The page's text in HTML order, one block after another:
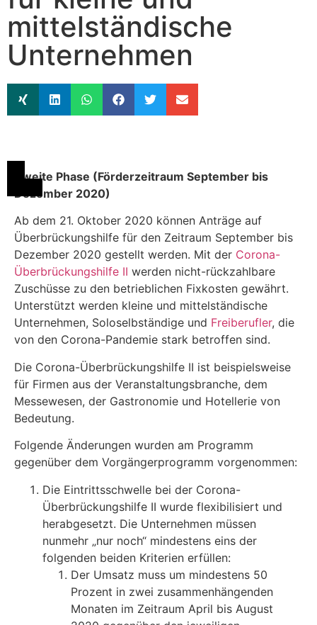
mittelständische
Unternehmen
Zweite Phase (Förderzeitraum September bis
Dezember 2020)
Ab dem 21. Oktober 2020 können Anträge auf
Überbrückungshilfe für den Zeitraum September bis
Dezember 2020 gestellt werden. Mit der Corona-
Überbrückungshilfe II werden nicht-rückzahlbare
Zuschüsse zu den betrieblichen Fixkosten gewährt.
Unterstützt werden kleine und mittelständische
Unternehmen, Soloselbständige und Freiberufler, die
von den Corona-Pandemie stark betroffen sind.
Die Corona-Überbrückungshilfe II ist beispielsweise
für Firmen aus der Veranstaltungsbranche, dem
Messewesen, der Gastronomie und Hotellerie von
Bedeutung.
Folgende Änderungen wurden am Programm
gegenüber dem Vorgängerprogramm vorgenommen:
Die Eintrittsschwelle bei der Corona-
Überbrückungshilfe II wurde flexibilisiert und
herabgesetzt. Die Unternehmen müssen
nunmehr „nur noch“ mindestens eins der
folgenden beiden Kriterien erfüllen:
Der Umsatz muss um mindestens 50
Prozent in zwei zusammenhängenden
Monaten im Zeitraum April bis August